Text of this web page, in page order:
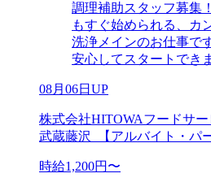
調理補助スタッフ募集
もすぐ始められる、カ
洗浄メインのお仕事で
安心してスタートでき
08月06日UP
株式会社HITOWAフードサ
武蔵藤沢_【アルバイト・パ
時給1,200円〜